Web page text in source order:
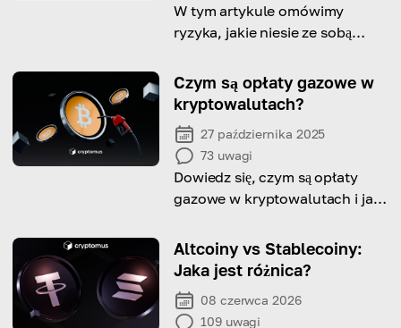
W tym artykule omówimy
ryzyka, jakie niesie ze sobą
mogą wpłynąć na Twoje
inwestycje.
Czym są opłaty gazowe w
kryptowalutach?
27 października 2025
73 uwagi
Dowiedz się, czym są opłaty
gazowe w kryptowalutach i jak
Altcoiny vs Stablecoiny:
Jaka jest różnica?
08 czerwca 2026
109 uwagi